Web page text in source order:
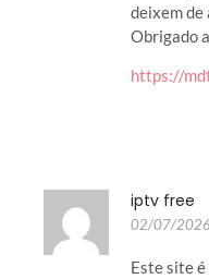
deixem de
Obrigado
https://
iptv free
02/07/
Este site